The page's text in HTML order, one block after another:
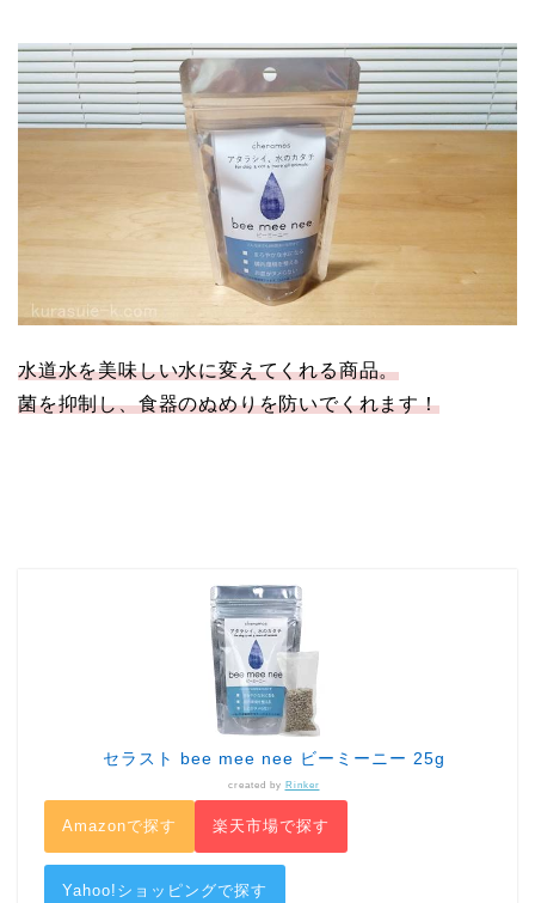
水道水を美味しい水に変えてくれる商品。
菌を抑制し、食器のぬめりを防いでくれます！
セラスト bee mee nee ビーミーニー 25g
created by Rinker
Amazonで探す 楽天市場で探す
Yahoo!ショッピングで探す